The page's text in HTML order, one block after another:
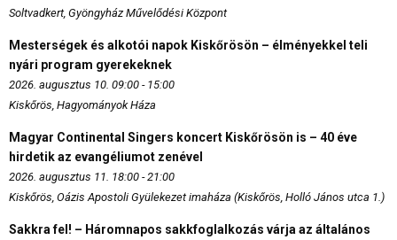
Soltvadkert, Gyöngyház Művelődési Központ
Mesterségek és alkotói napok Kiskőrösön – élményekkel teli
nyári program gyerekeknek
2026. augusztus 10. 09:00 - 15:00
Kiskőrös, Hagyományok Háza
Magyar Continental Singers koncert Kiskőrösön is – 40 éve
hirdetik az evangéliumot zenével
2026. augusztus 11. 18:00 - 21:00
Kiskőrös, Oázis Apostoli Gyülekezet imaháza (Kiskőrös, Holló János utca 1.)
Sakkra fel! – Háromnapos sakkfoglalkozás várja az általános